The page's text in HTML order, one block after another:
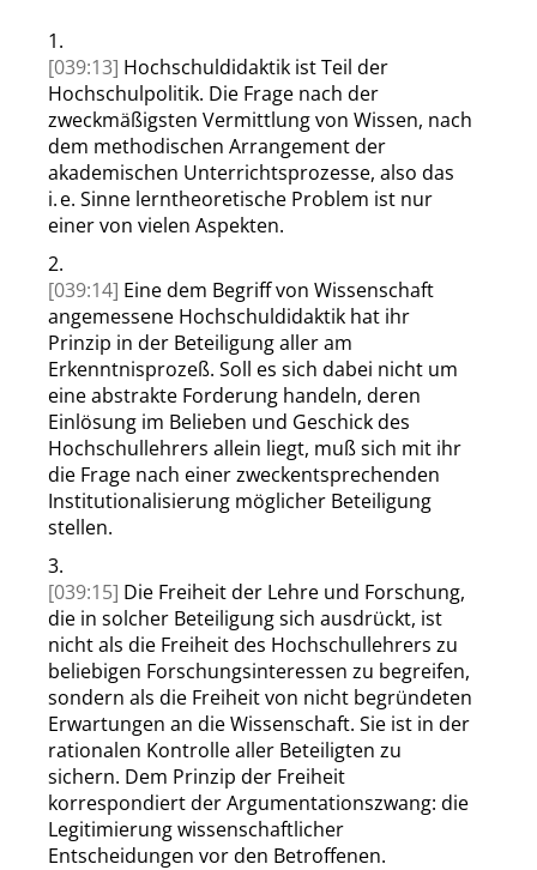
1.
[039:13] Hochschuldidaktik ist Teil der
Hochschulpolitik. Die Frage nach der
zweckmäßigsten Vermittlung von Wissen, nach
dem methodischen Arrangement der
akademischen Unterrichtsprozesse, also das
i. e. Sinne lerntheoretische Problem ist nur
einer von vielen Aspekten.
2.
[039:14] Eine dem Begriff von Wissenschaft
angemessene Hochschuldidaktik hat ihr
Prinzip in der Beteiligung aller am
Erkenntnisprozeß. Soll es sich dabei nicht um
eine abstrakte Forderung handeln, deren
Einlösung im Belieben und Geschick des
Hochschullehrers allein liegt, muß sich mit ihr
die Frage nach einer zweckentsprechenden
Institutionalisierung möglicher Beteiligung
stellen.
3.
[039:15] Die Freiheit der Lehre und Forschung,
die in solcher Beteiligung sich ausdrückt, ist
nicht als die Freiheit des Hochschullehrers zu
beliebigen Forschungsinteressen zu begreifen,
sondern als die Freiheit von nicht begründeten
Erwartungen an die Wissenschaft. Sie ist in der
rationalen Kontrolle aller Beteiligten zu
sichern. Dem Prinzip der Freiheit
korrespondiert der Argumentationszwang: die
Legitimierung wissenschaftlicher
Entscheidungen vor den Betroffenen.